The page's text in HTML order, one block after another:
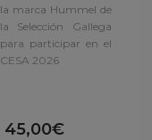
la marca Hummel de
la Selección Gallega
para participar en el
CESA 2026
45,00€